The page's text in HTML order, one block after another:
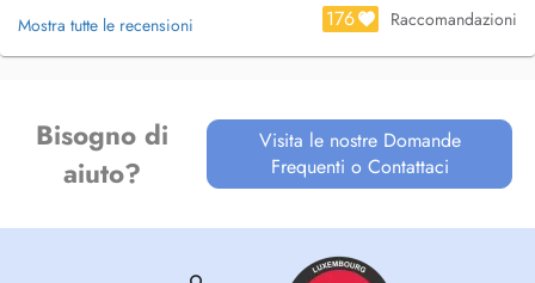
Mostra tutte le recensioni 176 Raccomandazioni
Bisogno di
aiuto?
Visita le nostre Domande
Frequenti o Contattaci